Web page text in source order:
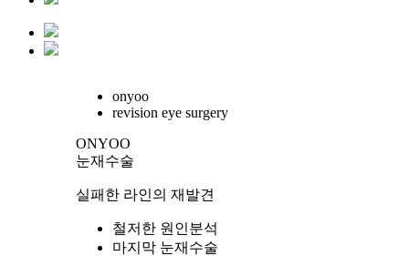
onyoo
revision eye surgery
ONYOO
눈재수술
실패한 라인의 재발견
철저한 원인분석
마지막 눈재수술